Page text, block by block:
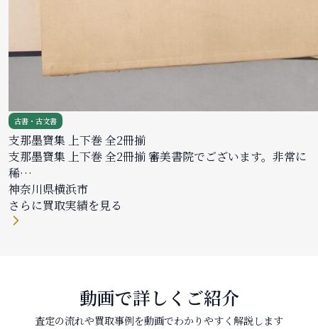
古書・古文書
支那墨寶集 上下巻 全2冊揃
支那墨寶集 上下巻 全2冊揃 審美書院でございます。非常に
稀…
神奈川県横浜市
さらに買取実績を見る
動画で詳しくご紹介
査定の流れや買取事例を動画でわかりやすく解説します